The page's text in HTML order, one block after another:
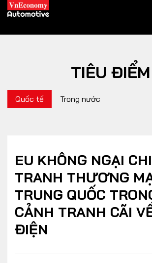
XE XANH
THỊ TRƯỜNG XE
Chính sách
Số liệu thị trường
DOANH
Thương
TIÊU ĐIỂM
Quốc tế Trong nước
EU KHÔNG NGẠI
TRANH THƯƠNG
TRUNG QUỐC
CẢNH TRANH CÃI
ĐIỆN